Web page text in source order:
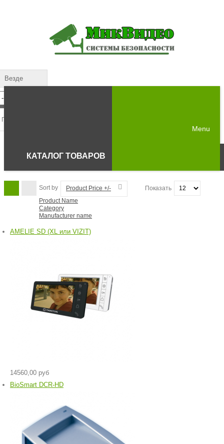
Везде
КАТАЛОГ ТОВАРОВ
Menu
Sort by
Product Price +/-
Product Name
Category
Manufacturer name
Показать
AMELIE SD (XL или VIZIT)
14560,00 руб
BioSmart DCR-HD